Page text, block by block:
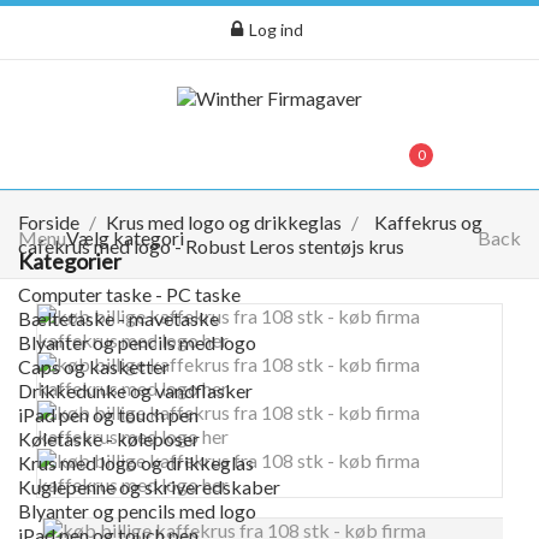
Log ind
0
Menu Back
Vælg kategori
Kategorier
Computer taske - PC taske
Bæltetaske - mavetaske
Blyanter og pencils med logo
Caps og kasketter
Drikkedunke og vandflasker
iPad pen og touch pen
Køletaske - køleposer
Krus med logo og drikkeglas
Kuglepenne og skriveredskaber
Blyanter og pencils med logo
Forside Krus med logo og drikkeglas
Kaffekrus og
cafekrus med logo - Robust Leros stentøjs krus